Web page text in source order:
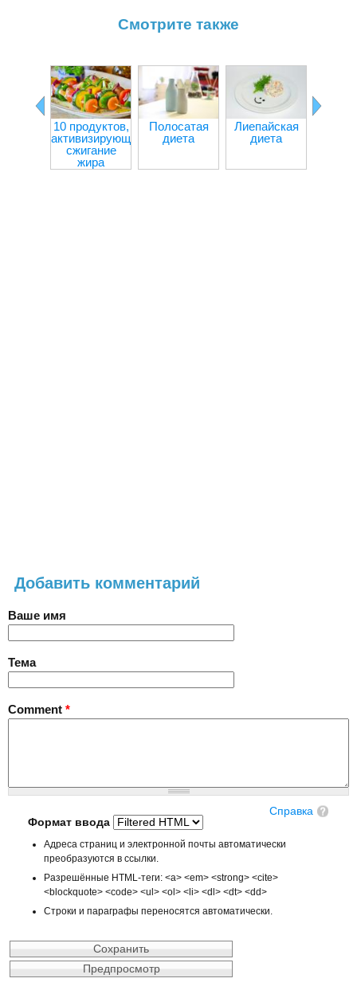
Смотрите также
10 продуктов,
активизирующих
сжигание
жира
Полосатая
диета
Лиепайская
диета
Добавить комментарий
Ваше имя
Тема
Comment *
Справка
Формат ввода
Адреса страниц и электронной почты автоматически
преобразуются в ссылки.
Разрешённые HTML-теги: <a> <em> <strong> <cite>
<blockquote> <code> <ul> <ol> <li> <dl> <dt> <dd>
Строки и параграфы переносятся автоматически.